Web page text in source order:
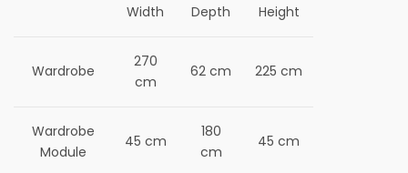
Width Depth Height
Wardrobe
270
cm
62 cm 225 cm
Wardrobe
Module
45 cm
180
cm
45 cm